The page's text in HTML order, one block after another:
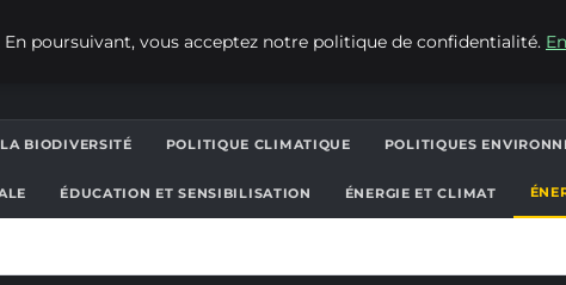
BIODIVERSITÉ POLITIQUE CLIMATIQUE POLITIQUES
ÉDUCATION ET SENSIBILISATION ÉNERGIE ET CLIMAT
poursuivant, vous acceptez notre politique de confidentialité.